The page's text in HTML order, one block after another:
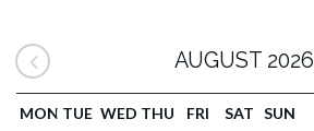
AUGUST 2026
MON TUE WED THU FRI SAT SUN